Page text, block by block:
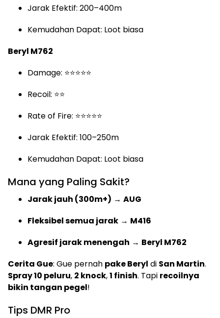
Jarak Efektif: 200–400m
Kemudahan Dapat: Loot biasa
Beryl M762
Damage: ⭐⭐⭐⭐⭐
Recoil: ⭐⭐
Rate of Fire: ⭐⭐⭐⭐⭐
Jarak Efektif: 100–250m
Kemudahan Dapat: Loot biasa
Mana yang Paling Sakit?
Jarak jauh (300m+) → AUG
Fleksibel semua jarak → M416
Agresif jarak menengah → Beryl M762
Cerita Gue: Gue pernah pake Beryl di San Martin.
Spray 10 peluru, 2 knock,1 finish. Tapi recoilnya
bikin tangan pegel!
Tips DMR Pro